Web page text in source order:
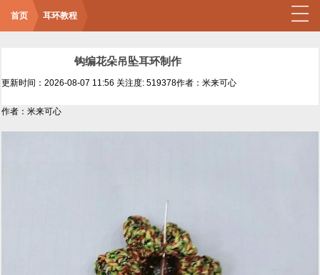
首页 耳环教程
钩编花朵吊坠耳环制作
更新时间：2026-08-07 11:56 关注度: 519378作者：米来可心
作者：米来可心